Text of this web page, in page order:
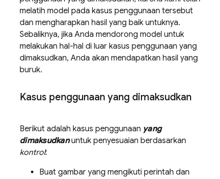
melatih model pada kasus penggunaan tersebut
dan mengharapkan hasil yang baik untuknya.
Sebaliknya, jika Anda mendorong model untuk
melakukan hal-hal di luar kasus penggunaan yang
dimaksudkan, Anda akan mendapatkan hasil yang
buruk.
Kasus penggunaan yang dimaksudkan
Berikut adalah kasus penggunaan yang
dimaksudkanuntuk penyesuaian berdasarkan
kontrol:
Buat gambar yang mengikuti perintah dan